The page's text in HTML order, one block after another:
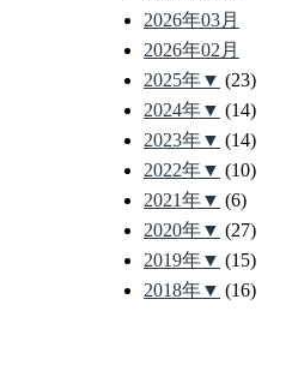
2026年03月
2026年02月
2025年▼ (23)
2024年▼ (14)
2023年▼ (14)
2022年▼ (10)
2021年▼ (6)
2020年▼ (27)
2019年▼ (15)
2018年▼ (16)